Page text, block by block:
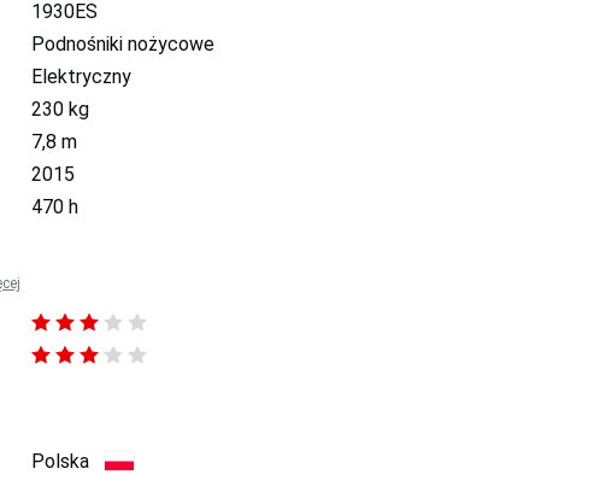
1930ES
Podnośniki nożycowe
Elektryczny
230 kg
7,8 m
2015
470 h
Polska